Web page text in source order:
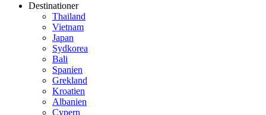
Destinationer
Thailand
Vietnam
Japan
Sydkorea
Bali
Spanien
Grekland
Kroatien
Albanien
Cypern